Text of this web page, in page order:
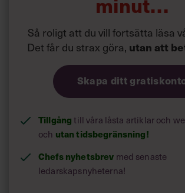
Så roligt att du vill fortsätta läsa
Det får du strax göra, utan att
Skapa ditt
Tillgångtill våra låsta artiklar och
och utan tidsbegränsning!
Chefs nyhetsbrev med senaste
ledarskapsnyheterna!